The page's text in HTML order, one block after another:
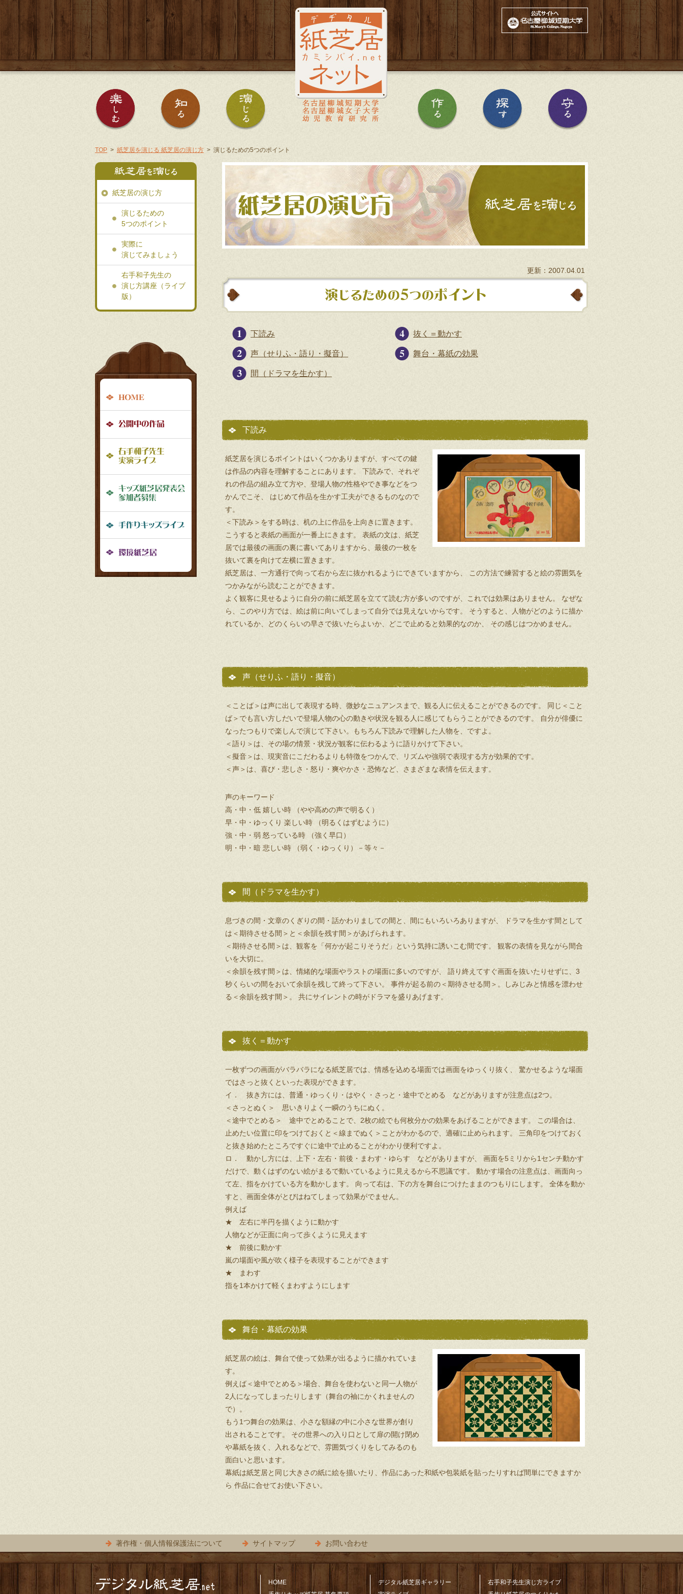
公式サイトへ
紙芝居を楽しむ 紙芝居を知る 紙芝居を演じる 紙芝居を作る 紙芝居を探す
TOP 紙芝居を演じる 紙芝居の演じ方 演じるための5つのポイント
更新：2007.04.01
下読み
声（せりふ・語り・擬音）
間（ドラマを生かす）
抜く＝動かす
舞台・幕紙の効果
下読み
紙芝居を演じるポイントはいくつかありますが、すべての鍵
は作品の内容を理解することにあります。 下読みで、それぞ
れの作品の組み立て方や、登場人物の性格やでき事などをつ
かんでこそ、 はじめて作品を生かす工夫ができるものなので
す。
＜下読み＞をする時は、机の上に作品を上向きに置きます。
こうすると表紙の画面が一番上にきます。 表紙の文は、紙芝
居では最後の画面の裏に書いてありますから、最後の一枚を
抜いて裏を向けて左横に置きます。
紙芝居は、一方通行で向って右から左に抜かれるようにできていますから、 この方法で練習すると絵の雰囲気を
つかみながら読むことができます。
よく観客に見せるように自分の前に紙芝居を立てて読む方が多いのですが、これでは効果はありません。 なぜな
ら、このやり方では、絵は前に向いてしまって自分では見えないからです。 そうすると、人物がどのように描か
れているか、どのくらいの早さで抜いたらよいか、どこで止めると効果的なのか、 その感じはつかめません。
声（せりふ・語り・擬音）
＜ことば＞は声に出して表現する時、微妙なニュアンスまで、観る人に伝えることができるのです。 同じ＜こと
ば＞でも言い方しだいで登場人物の心の動きや状況を観る人に感じてもらうことができるのです。 自分が俳優に
なったつもりで楽しんで演じて下さい。もちろん下読みで理解した人物を、ですよ。
＜語り＞は、その場の情景・状況が観客に伝わるように語りかけて下さい。
＜擬音＞は、現実音にこだわるよりも特徴をつかんで、リズムや強弱で表現する方が効果的です。
＜声＞は、喜び・悲しさ・怒り・爽やかさ・恐怖など、さまざまな表情を伝えます。
声のキーワード
高・中・低 嬉しい時 （やや高めの声で明るく）
早・中・ゆっくり 楽しい時 （明るくはずむように）
強・中・弱 怒っている時 （強く早口）
明・中・暗 悲しい時 （弱く・ゆっくり）－等々－
間（ドラマを生かす）
息づきの間・文章のくぎりの間・話かわりましての間と、間にもいろいろありますが、 ドラマを生かす間として
は＜期待させる間＞と＜余韻を残す間＞があげられます。
＜期待させる間＞は、観客を「何かが起こりそうだ」という気持に誘いこむ間です。 観客の表情を見ながら間合
いを大切に。
＜余韻を残す間＞は、情緒的な場面やラストの場面に多いのですが、 語り終えてすぐ画面を抜いたりせずに、3
秒くらいの間をおいて余韻を残して終って下さい。 事件が起る前の＜期待させる間＞。しみじみと情感を漂わせ
る＜余韻を残す間＞。 共にサイレントの時がドラマを盛りあげます。
抜く＝動かす
一枚ずつの画面がバラバラになる紙芝居では、情感を込める場面では画面をゆっくり抜く、 驚かせるような場面
ではさっと抜くといった表現ができます。
イ． 抜き方には、普通・ゆっくり・はやく・さっと・途中でとめる などがありますが注意点は2つ。
＜さっとぬく＞ 思いきりよく一瞬のうちにぬく。
＜途中でとめる＞ 途中でとめることで、2枚の絵でも何枚分かの効果をあげることができます。 この場合は、
止めたい位置に印をつけておくと＜線までぬく＞ことがわかるので、適確に止められます。 三角印をつけておく
と抜き始めたところですぐに途中で止めることがわかり便利ですよ。
ロ． 動かし方には、上下・左右・前後・まわす・ゆらす などがありますが、 画面を5ミリから1センチ動かす
だけで、動くはずのない絵がまるで動いているように見えるから不思議です。 動かす場合の注意点は、画面向っ
て左、指をかけている方を動かします。 向って右は、下の方を舞台につけたままのつもりにします。 全体を動か
すと、画面全体がとびはねてしまって効果がでません。
例えば
★ 左右に半円を描くように動かす
人物などが正面に向って歩くように見えます
★ 前後に動かす
嵐の場面や風が吹く様子を表現することができます
★ まわす
指を1本かけて軽くまわすようにします
舞台・幕紙の効果
紙芝居の絵は、舞台で使って効果が出るように描かれていま
す。
例えば＜途中でとめる＞場合、舞台を使わないと同一人物が
2人になってしまったりします（舞台の袖にかくれませんの
で）。
もう1つ舞台の効果は、小さな額縁の中に小さな世界が創り
出されることです。 その世界への入り口として扉の開け閉め
や幕紙を抜く、入れるなどで、雰囲気づくりをしてみるのも
面白いと思います。
幕紙は紙芝居と同じ大きさの紙に絵を描いたり、作品にあった和紙や包装紙を貼ったりすれば間単にできますか
ら 作品に合せてお使い下さい。
紙芝居の演じ方
演じるための
5つのポイント
実際に
演じてみましょう
右手和子先生の
演じ方講座（ライブ
版）
ロ
ー
ル
ナ
ビ
ゲ
ー
シ
ン
手作りキッズ紙芝居募集要項
手作りキッズライブ
環境紙芝居
著作権・個人情報保護法について サイトマップ お問い合わせ
HOME
デジタル紙芝居ギャラリー
右手和子先生演じ方ライブ